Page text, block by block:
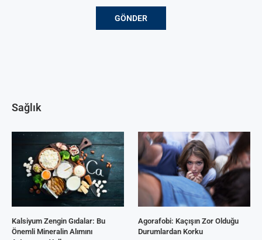
Sağlık
Kalsiyum Zengin Gıdalar: Bu
Önemli Mineralin Alımını
Agorafobi: Kaçışın Zor Olduğu
Durumlardan Korku